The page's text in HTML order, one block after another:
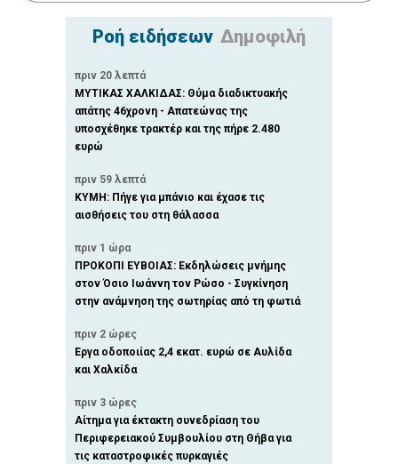
Ροή ειδήσεων Δημοφιλή
πριν 20 λεπτά
ΜΥΤΙΚΑΣ ΧΑΛΚΙΔΑΣ: Θύμα διαδικτυακής
απάτης 46χρονη - Απατεώνας της
υποσχέθηκε τρακτέρ και της πήρε 2.480
ευρώ
πριν 59 λεπτά
ΚΥΜΗ: Πήγε για μπάνιο και έχασε τις
αισθήσεις του στη θάλασσα
πριν 1 ώρα
ΠΡΟΚΟΠΙ ΕΥΒΟΙΑΣ: Εκδηλώσεις μνήμης
στον Όσιο Ιωάννη τον Ρώσο - Συγκίνηση
στην ανάμνηση της σωτηρίας από τη φωτιά
πριν 2 ώρες
Έργα οδοποιίας 2,4 εκατ. ευρώ σε Αυλίδα
και Χαλκίδα
πριν 3 ώρες
Αίτημα για έκτακτη συνεδρίαση του
Περιφερειακού Συμβουλίου στη Θήβα για
τις καταστροφικές πυρκαγιές